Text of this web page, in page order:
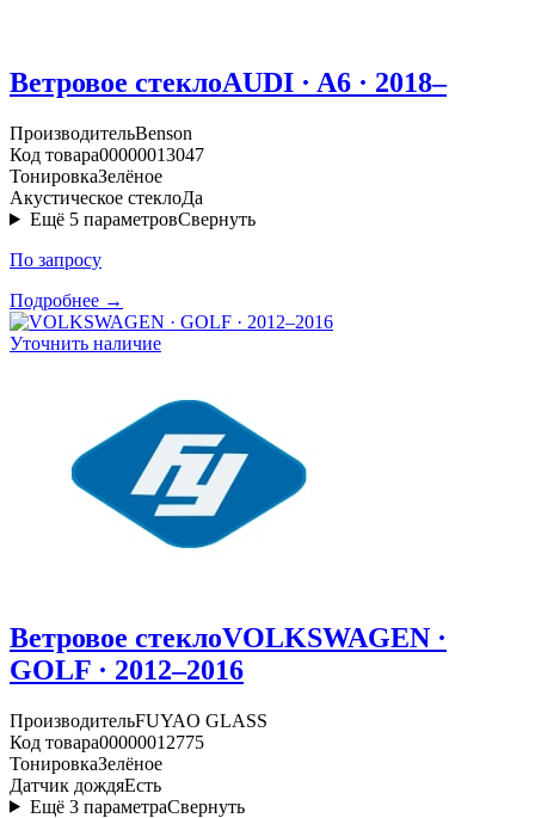
Ветровое стеклоAUDI · A6 · 2018–
ПроизводительBenson
Код товара00000013047
ТонировкаЗелёное
Акустическое стеклоДа
Ещё 5 параметровСвернуть
По запросу
Подробнее →
Уточнить наличие
Ветровое стеклоVOLKSWAGEN ·
GOLF · 2012–2016
ПроизводительFUYAO GLASS
Код товара00000012775
ТонировкаЗелёное
Датчик дождяЕсть
Ещё 3 параметраСвернуть